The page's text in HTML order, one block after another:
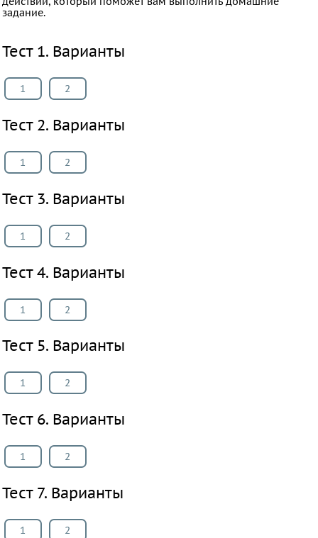
Все
Математика
язык
Русский
язык
Геометрия
Физика
Химия
Немецкий
Белорусский
Французский
Биология
Информатика
ОБЖ
География
Литература
Черчение
задание.
Тест 1. Варианты
1 2
Тест 2. Варианты
1 2
Тест 3. Варианты
1 2
Тест 4. Варианты
1 2
Тест 5. Варианты
1 2
Тест 6. Варианты
1 2
Тест 7. Варианты
1 2